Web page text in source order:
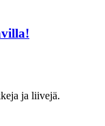
ja liivejä.